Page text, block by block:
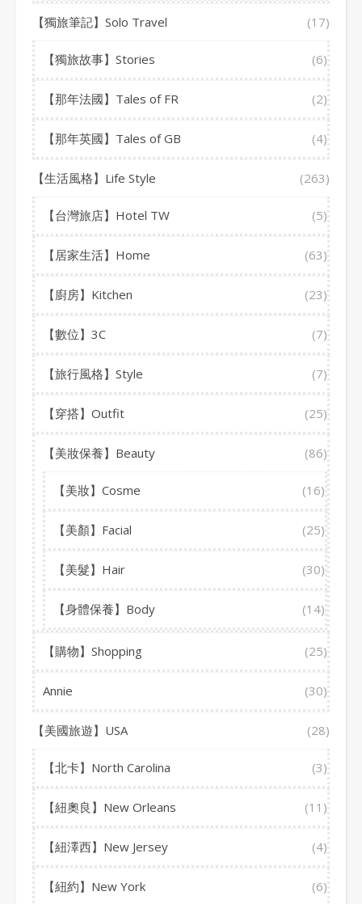
【獨旅筆記】Solo Travel (17)
【獨旅故事】Stories (6)
【那年法國】Tales of FR (2)
【那年英國】Tales of GB (4)
【生活風格】Life Style (263)
【台灣旅店】Hotel TW (5)
【居家生活】Home (63)
【廚房】Kitchen (23)
【數位】3C (7)
【旅行風格】Style (7)
【穿搭】Outfit (25)
【美妝保養】Beauty (86)
【美妝】Cosme (16)
【美顏】Facial (25)
【美髮】Hair (30)
【身體保養】Body (14)
【購物】Shopping (25)
Annie (30)
【美國旅遊】USA (28)
【北卡】North Carolina (3)
【紐奧良】New Orleans (11)
【紐澤西】New Jersey (4)
【紐約】New York (6)